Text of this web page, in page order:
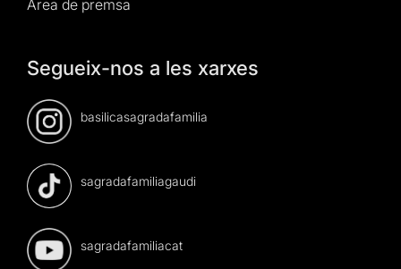
Àrea de premsa
Segueix-nos a les xarxes
basilicasagradafamilia
sagradafamiliagaudi
sagradafamiliacat